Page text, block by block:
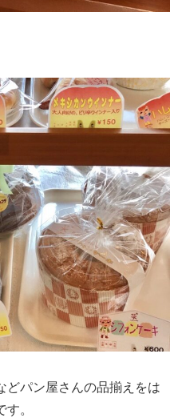
どパン屋さんの品揃えをは
。